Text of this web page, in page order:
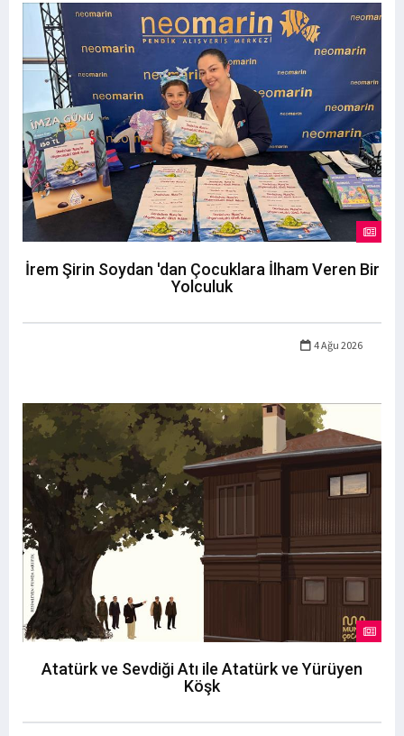
İrem Şirin Soydan 'dan Çocuklara İlham Veren Bir
Yolculuk
4 Ağu 2026
Atatürk ve Sevdiği Atı ile Atatürk ve Yürüyen
Köşk